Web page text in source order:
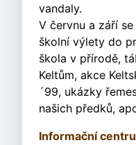
vandaly.
V červnu a září
školní výlety do
škola v přírodě,
Keltům, akce
´99, ukázky
našich předků,
Informační